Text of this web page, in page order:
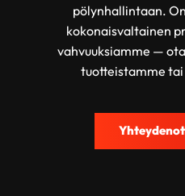
pölynhallintaan.
kokonaisvaltainen
vahvuuksiamme —
tuotteistamme